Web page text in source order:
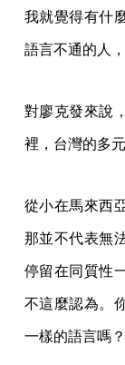
我就覺得有什
語言不通的人
對廖克發來說
裡，台灣的多
從小在馬來西
那並不代表無
停留在同質性
不這麼認為。
一樣的語言嗎